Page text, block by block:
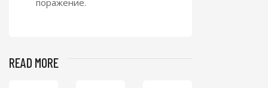
поражение.
READ MORE